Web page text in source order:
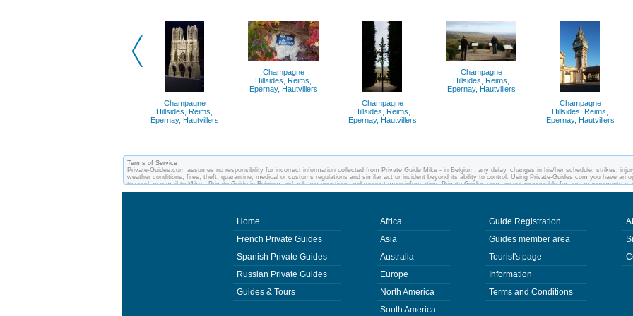
Champagne
Hillsides, Reims,
Epernay, Hautvillers
Champagne
Hillsides, Reims,
Epernay, Hautvillers
Champagne
Hillsides, Reims,
Epernay, Hautvillers
Champagne
Hillsides, Reims,
Epernay, Hautvillers
Champagne
Hillsides, Reims,
Epernay, Hautvillers
Terms of Service
Private-Guides.com assumes no responsibility for incorrect information collected from Private Guide Mike - in Belgium, any delay, changes in his/her schedule, strikes,
weather conditions, fires, theft, quarantine, medical or customs regulations and similar act or incident beyond its ability to control. Using Private-Guides.com you have an
to send an e-mail to Mike - Private Guide in Belgium and ask any questions and request more information. Private-Guides.com are not responsible for any arrangements
between you and private guides of the country you visit. In this case - Private Guide Mike in Belgium.
Home
French Private Guides
Spanish Private Guides
Russian Private Guides
Guides & Tours
Africa
Asia
Australia
Europe
North America
South America
Guide Registration
Guides member area
Tourist's page
Information
Terms and Conditions